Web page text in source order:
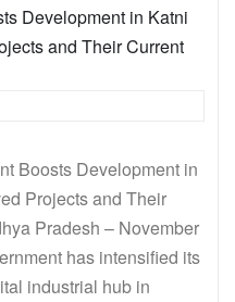
Development in Katni
and Their Current
Boosts Development in
Projects and Their
Pradesh – November
has intensified its
industrial hub in